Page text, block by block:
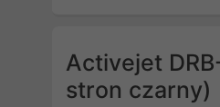
Activejet
stron czarny)